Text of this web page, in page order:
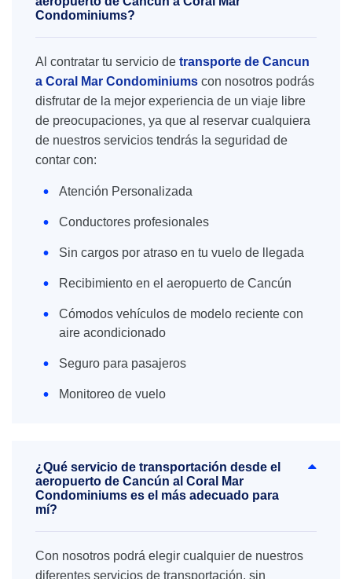
Condominiums?
Al contratar tu servicio de transporte de Cancun
a Coral Mar Condominiums con nosotros podrás
disfrutar de la mejor experiencia de un viaje libre
de preocupaciones, ya que al reservar cualquiera
de nuestros servicios tendrás la seguridad de
contar con:
Atención Personalizada
Conductores profesionales
Sin cargos por atraso en tu vuelo de llegada
Recibimiento en el aeropuerto de Cancún
Cómodos vehículos de modelo reciente con
aire acondicionado
Seguro para pasajeros
Monitoreo de vuelo
¿Qué servicio de transportación desde el
aeropuerto de Cancún al Coral Mar
Condominiums es el más adecuado para
mí?
Con nosotros podrá elegir cualquier de nuestros
diferentes servicios de transportación, sin